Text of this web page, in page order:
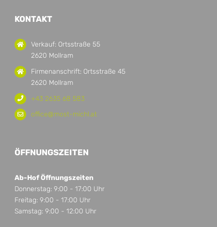
KONTAKT
Verkauf: Ortsstraße 55
2620 Mollram
Firmenanschrift: Ortsstraße 45
2620 Mollram
+43 2635 68 583
office@most-michl.at
ÖFFNUNGSZEITEN
Ab-Hof Öffnungszeiten
Donnerstag: 9:00 - 17:00 Uhr
Freitag: 9:00 - 17:00 Uhr
Samstag: 9:00 - 12:00 Uhr